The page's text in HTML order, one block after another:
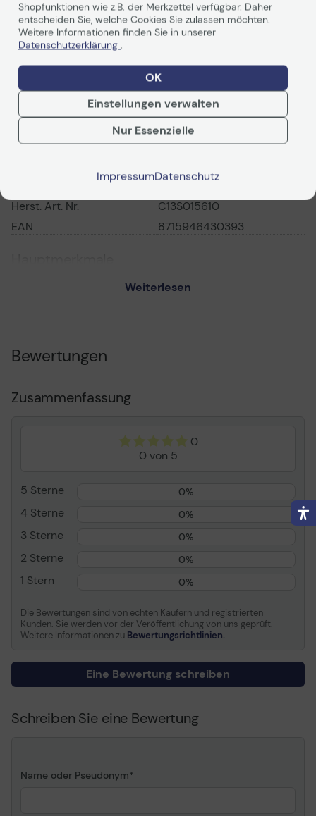
Technische Daten
Epson
Herst. Art. Nr.
C13S015610
EAN
8715946430393
Epson - 1 - Schwarz -
Druckfarbe
LQ 690
Verbrauchsmaterialtyp
Farbband
Drucktechnologie
Nadel
Farbe
Schwarz
Ergiebigkeit
Bis zu 10 Millionen
Bandgröße
32 m
Informationen zur Kompatibilität
Allgemein
Weiterlesen
Bewertungen
Zusammenfassung
0
0 von 5
5 Sterne 0%
4 Sterne 0%
3 Sterne 0%
2 Sterne 0%
1 Stern 0%
Die Bewertungen sind von echten Käufern und registrierten
Kunden. Sie werden vor der Veröffentlichung von uns geprüft.
Weitere Informationen zu Bewertungsrichtlinien.
Eine Bewertung schreiben
Schreiben Sie eine Bewertung
Name oder Pseudonym
Shopfunktionen wie z.B. der Merkzettel verfügbar. Daher
entscheiden Sie, welche Cookies Sie zulassen möchten.
Weitere Informationen finden Sie in unserer
Datenschutzerklärung .
OK
Einstellungen verwalten
Nur Essenzielle
ImpressumDatenschutz